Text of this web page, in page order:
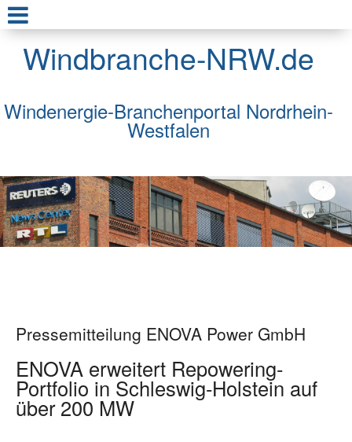
Windbranche-NRW.de
Windenergie-Branchenportal Nordrhein-
Westfalen
Pressemitteilung ENOVA Power GmbH
ENOVA erweitert Repowering-
Portfolio in Schleswig-Holstein auf
über 200 MW